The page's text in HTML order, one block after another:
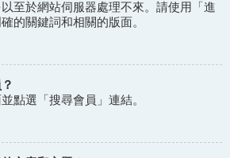
至於網站伺服器處理不來。請使用「進
的關鍵詞和相關的版面。
點選「搜尋會員」連結。